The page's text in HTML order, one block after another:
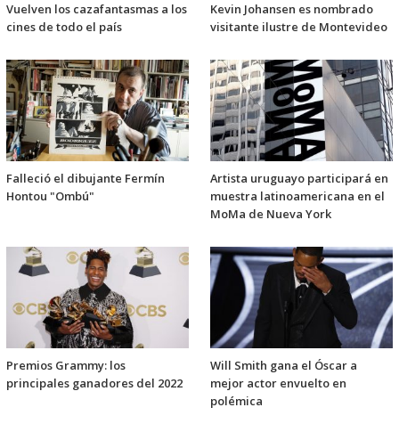
Vuelven los cazafantasmas a los
cines de todo el país
Kevin Johansen es nombrado
visitante ilustre de Montevideo
Falleció el dibujante Fermín
Hontou "Ombú"
Artista uruguayo participará en
muestra latinoamericana en el
MoMa de Nueva York
Premios Grammy: los
principales ganadores del 2022
Will Smith gana el Óscar a
mejor actor envuelto en
polémica